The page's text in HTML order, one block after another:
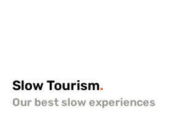
SlowTourism.
Our best slow experiences